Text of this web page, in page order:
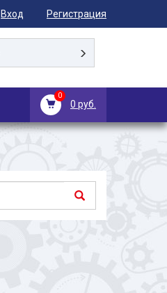
Вход Регистрация
0
0 руб.